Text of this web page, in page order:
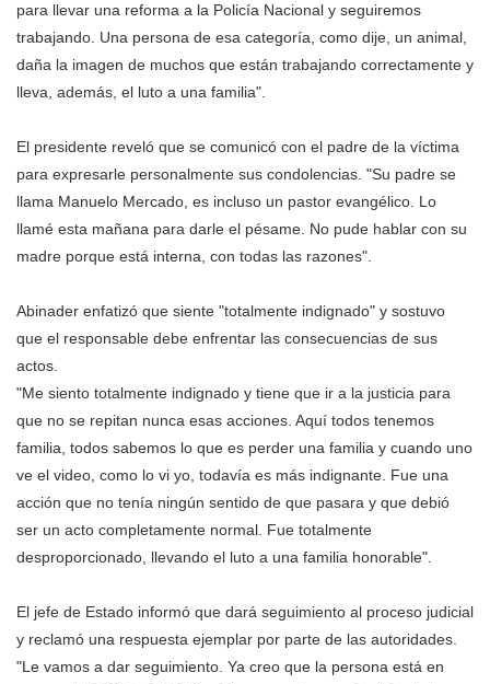
para llevar una reforma a la Policía Nacional y seguiremos
trabajando. Una persona de esa categoría, como dije, un animal,
daña la imagen de muchos que están trabajando correctamente y
lleva, además, el luto a una familia".
El presidente reveló que se comunicó con el padre de la víctima
para expresarle personalmente sus condolencias. "Su padre se
llama Manuelo Mercado, es incluso un pastor evangélico. Lo
llamé esta mañana para darle el pésame. No pude hablar con su
madre porque está interna, con todas las razones".
Abinader enfatizó que siente "totalmente indignado" y sostuvo
que el responsable debe enfrentar las consecuencias de sus
actos.
"Me siento totalmente indignado y tiene que ir a la justicia para
que no se repitan nunca esas acciones. Aquí todos tenemos
familia, todos sabemos lo que es perder una familia y cuando uno
ve el video, como lo vi yo, todavía es más indignante. Fue una
acción que no tenía ningún sentido de que pasara y que debió
ser un acto completamente normal. Fue totalmente
desproporcionado, llevando el luto a una familia honorable".
El jefe de Estado informó que dará seguimiento al proceso judicial
y reclamó una respuesta ejemplar por parte de las autoridades.
"Le vamos a dar seguimiento. Ya creo que la persona está en